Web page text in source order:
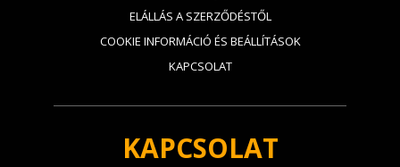
ELÁLLÁS A SZERZŐDÉSTŐL
COOKIE INFORMÁCIÓ ÉS BEÁLLÍTÁSOK
KAPCSOLAT
KAPCSOLAT